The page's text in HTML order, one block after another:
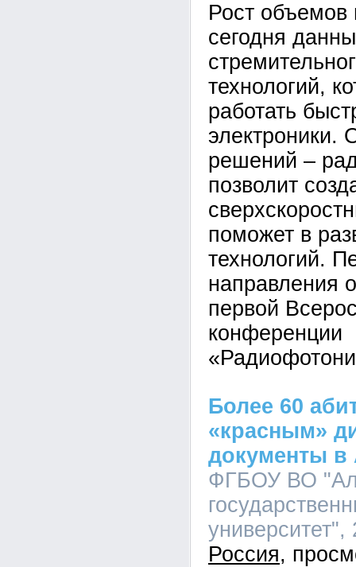
Рост
сегодня
технологий,
работать
электроники.
решений –
позволит
поможет в
технологий.
направления
первой
конференции
Более 60
«красным»
документы в
ФГБОУ ВО
Россия